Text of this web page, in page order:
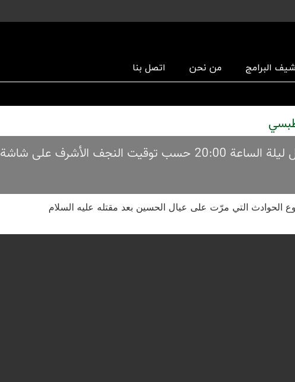
البرامج من نحن اتصل بنا
عاشوراء الخلود العشرة الأولي من محرم الحرام1445 كل ليلة الساعة 20:00 حسب توقيت النجف الأشرف على شاشة